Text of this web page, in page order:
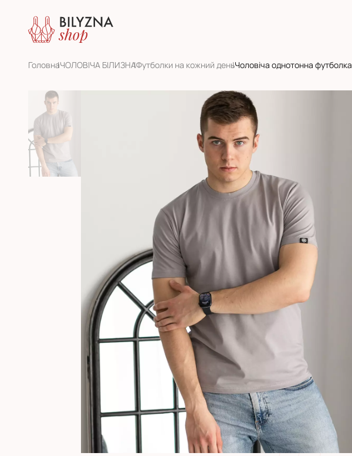
ГоловнаЧОЛОВІЧА БІЛИЗНАФутболки на кожний деньЧоловіча однотонна футболка